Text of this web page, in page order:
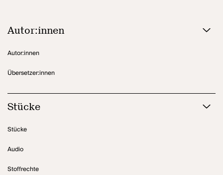
Autor:innen
Autor:innen
Übersetzer:innen
Stücke
Stücke
Audio
Stoffrechte